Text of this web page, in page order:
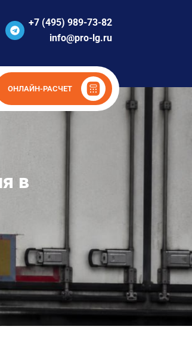
+7 (495) 989-73-82
info@pro-lg.ru
ОНЛАЙН-РАСЧЕТ
в